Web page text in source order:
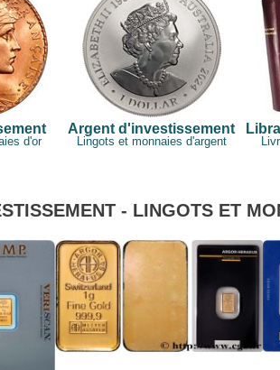
d'or
Argent d'investissement
Lingots et monnaies d'argent
- LINGOTS ET